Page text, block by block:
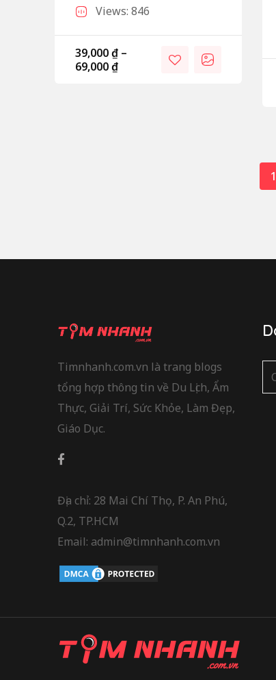
Views: 846
39,000₫ –
69,000₫
1
Timnhanh.com.vn là trang blogs
tổng hợp thông tin về Du Lịch, Ẩm
Thực, Giải Trí, Sức Khỏe, Làm Đẹp,
Giáo Dục.
Địa chỉ: 28 Mai Chí Thọ, P. An Phú,
Q.2, TP.HCM
Email: admin@timnhanh.com.vn